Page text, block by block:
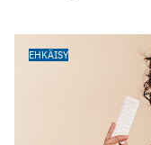
EHKÄISY